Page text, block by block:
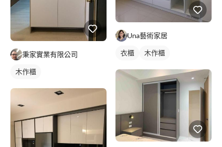
秉家實業有限公司
木作櫃
Una藝術家居
衣櫃 木作櫃